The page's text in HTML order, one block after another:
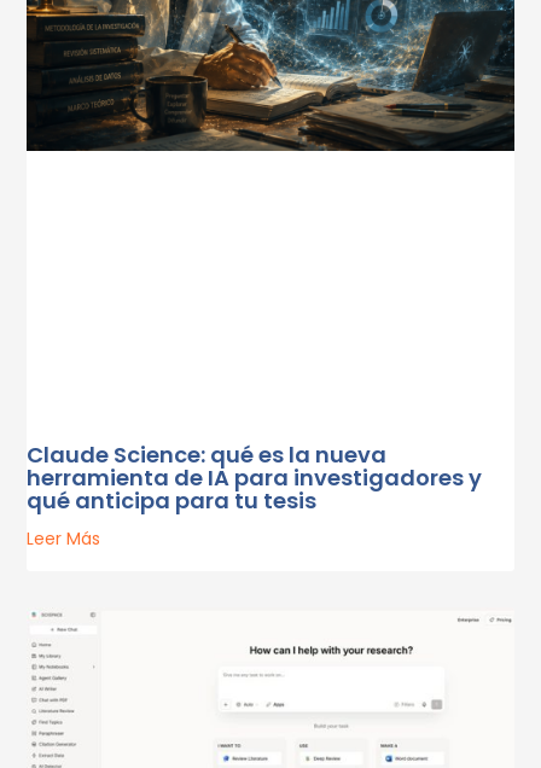
Claude Science: qué es la nueva
herramienta de IA para investigadores y
qué anticipa para tu tesis
Leer Más